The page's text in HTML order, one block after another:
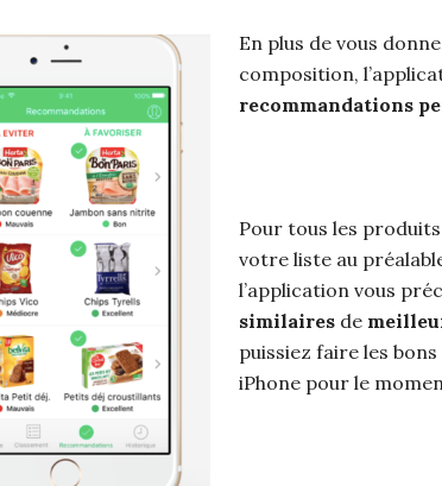
En plus de vous
composition,
recommandations
Pour tous les
votre liste au
l’application vous
similaires de
puissiez faire les
iPhone pour le